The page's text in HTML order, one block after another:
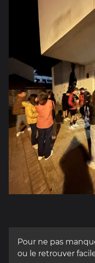
Pour ne pas
ou le retrouver